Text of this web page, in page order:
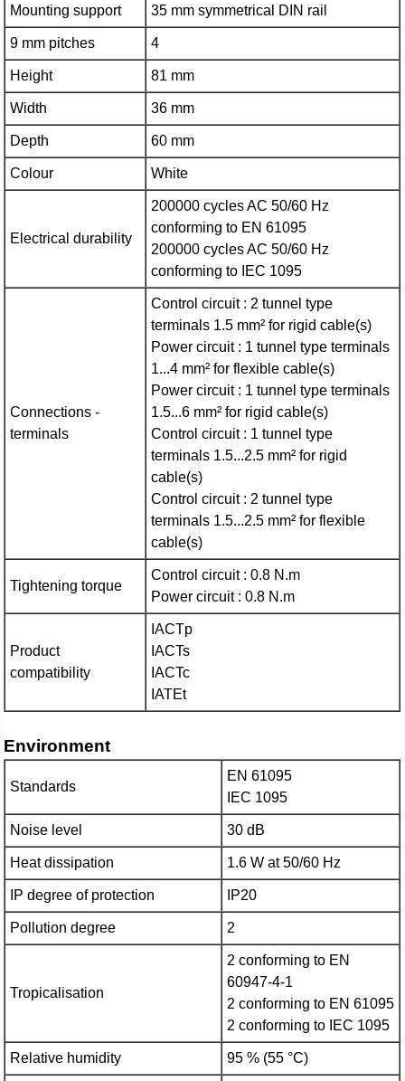
Mounting support 35 mm symmetrical DIN rail
9 mm pitches 4
Height 81 mm
Width 36 mm
Depth 60 mm
Colour White
Electrical durability
200000 cycles AC 50/60 Hz
conforming to EN 61095
200000 cycles AC 50/60 Hz
conforming to IEC 1095
Connections -
terminals
Control circuit : 2 tunnel type
terminals 1.5 mm² for rigid cable(s)
Power circuit : 1 tunnel type terminals
1...4 mm² for flexible cable(s)
Power circuit : 1 tunnel type terminals
1.5...6 mm² for rigid cable(s)
Control circuit : 1 tunnel type
terminals 1.5...2.5 mm² for rigid
cable(s)
Control circuit : 2 tunnel type
terminals 1.5...2.5 mm² for flexible
cable(s)
Tightening torque
Control circuit : 0.8 N.m
Power circuit : 0.8 N.m
Product
compatibility
IACTp
IACTs
IACTc
IATEt
Environment
Standards
EN 61095
IEC 1095
Noise level 30 dB
Heat dissipation 1.6 W at 50/60 Hz
IP degree of protection IP20
Pollution degree 2
Tropicalisation
2 conforming to EN
60947-4-1
2 conforming to EN 61095
2 conforming to IEC 1095
Relative humidity 95 % (55 °C)